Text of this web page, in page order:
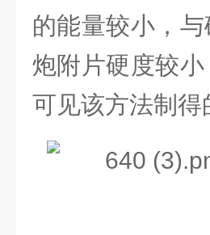
的能量较小，
炮附片硬度较
可见该方法制